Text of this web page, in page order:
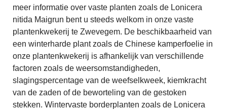
meer informatie over vaste planten zoals de Lonicera
nitida Maigrun bent u steeds welkom in onze vaste
plantenkwekerij te Zwevegem. De beschikbaarheid van
een winterharde plant zoals de Chinese kamperfoelie in
onze plantenkwekerij is afhankelijk van verschillende
factoren zoals de weersomstandigheden,
slagingspercentage van de weefselkweek, kiemkracht
van de zaden of de beworteling van de gestoken
stekken. Wintervaste borderplanten zoals de Lonicera